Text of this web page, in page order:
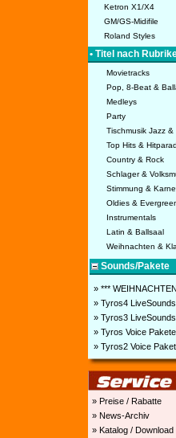
Ketron X1/X4
GM/GS-Midifile
Roland Styles
• Titel nach
Movietracks
Pop, 8-Beat &
Medleys
Party
Tischmusik Jazz &
Top Hits &
Country & Rock
Schlager &
Stimmung &
Oldies &
Instrumentals
Latin & Ballsaal
Weihnachten &
Sounds/Pakete
» ***
» Tyros4
» Tyros3 LiveSounds
» Tyros Voice Pakete
» Tyros2 Voice
» Preise / Rabatte
» News-Archiv
» Katalog / Download